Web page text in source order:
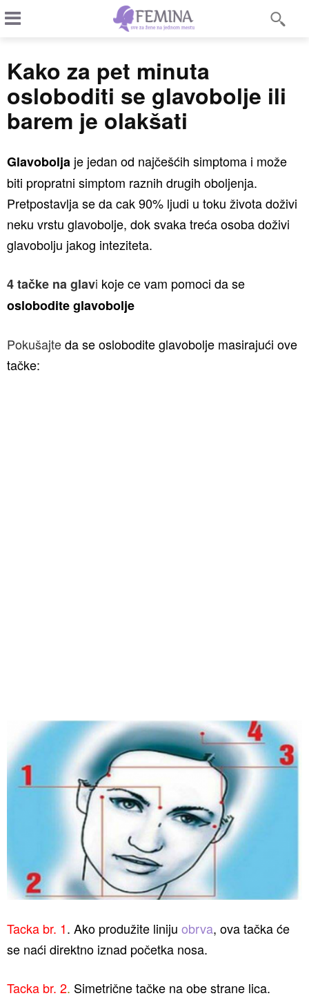
Kako za pet minuta
osloboditi se glavobolje ili
barem je olakšati
Glavobolja je jedan od najčešćih simptoma i može
biti propratni simptom raznih drugih oboljenja.
Pretpostavlja se da cak 90% ljudi u toku života doživi
neku vrstu glavobolje, dok svaka treća osoba doživi
glavobolju jakog inteziteta.
4 tačke na glavi koje ce vam pomoci da se
oslobodite glavobolje
Pokušajteda se oslobodite glavobolje masirajući ove
tačke:
Tacka br. 1. Ako produžite liniju obrva, ova tačka će
se naći direktno iznad početka nosa.
Tacka br. 2. Simetrične tačke na obe strane lica.